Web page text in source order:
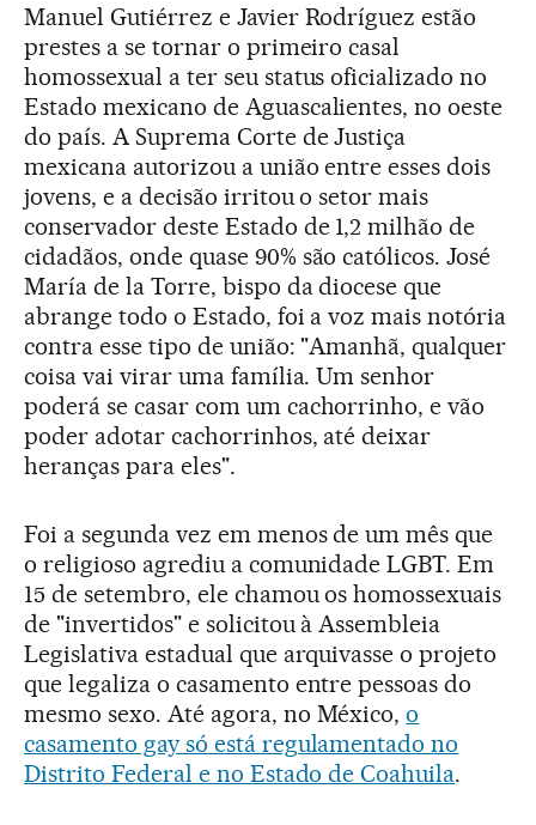
Manuel Gutiérrez e Javier Rodríguez estão
prestes a se tornar o primeiro casal
homossexual a ter seu status oficializado no
Estado mexicano de Aguascalientes, no oeste
do país. A Suprema Corte de Justiça
mexicana autorizou a união entre esses dois
jovens, e a decisão irritou o setor mais
conservador deste Estado de 1,2 milhão de
cidadãos, onde quase 90% são católicos. José
María de la Torre, bispo da diocese que
abrange todo o Estado, foi a voz mais notória
contra esse tipo de união: "Amanhã, qualquer
coisa vai virar uma família. Um senhor
poderá se casar com um cachorrinho, e vão
poder adotar cachorrinhos, até deixar
heranças para eles".
Foi a segunda vez em menos de um mês que
o religioso agrediu a comunidade LGBT. Em
15 de setembro, ele chamou os homossexuais
de "invertidos" e solicitou à Assembleia
Legislativa estadual que arquivasse o projeto
que legaliza o casamento entre pessoas do
mesmo sexo. Até agora, no México,o
casamento gay só está regulamentado no
Distrito Federal e no Estado de Coahuila.